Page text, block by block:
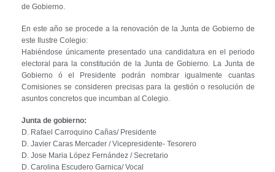
de Gobierno.
En este año se procede a la renovación de la Junta de Gobierno de
este Ilustre Colegio:
Habiéndose únicamente presentado una candidatura en el periodo
electoral para la constitución de la Junta de Gobierno. La Junta de
Gobierno ó el Presidente podrán nombrar igualmente cuantas
Comisiones se consideren precisas para la gestión o resolución de
asuntos concretos que incumban al Colegio.
Junta de gobierno:
D. Rafael Carroquino Cañas/ Presidente
D. Javier Caras Mercader / Vicepresidente- Tesorero
D. Jose Maria López Fernández / Secretario
D. Carolina Escudero Garnica/ Vocal